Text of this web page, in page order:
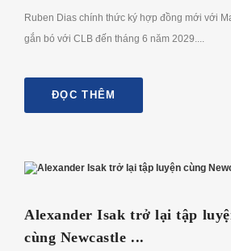
Ruben Dias chính thức ký hợp đồng mới với
gắn bó với CLB đến tháng 6 năm 2029....
ĐỌC THÊM
Alexander Isak trở lại tập
cùng Newcastle ...